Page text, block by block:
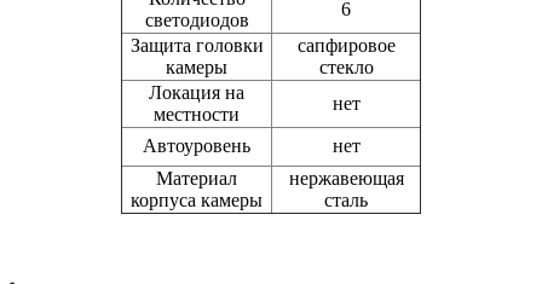
светодиодов
6
Защита головки
камеры
сапфировое
стекло
Локация на
местности
нет
Автоуровень
нет
Материал
корпуса камеры
нержавеющая
сталь